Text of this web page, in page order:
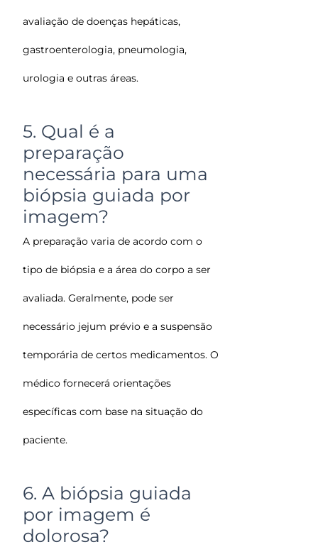
avaliação de doenças hepáticas,
gastroenterologia, pneumologia,
urologia e outras áreas.
5. Qual é a
preparação
necessária para uma
biópsia guiada por
imagem?
A preparação varia de acordo com o
tipo de biópsia e a área do corpo a ser
avaliada. Geralmente, pode ser
necessário jejum prévio e a suspensão
temporária de certos medicamentos. O
médico fornecerá orientações
específicas com base na situação do
paciente.
6. A biópsia guiada
por imagem é
dolorosa?